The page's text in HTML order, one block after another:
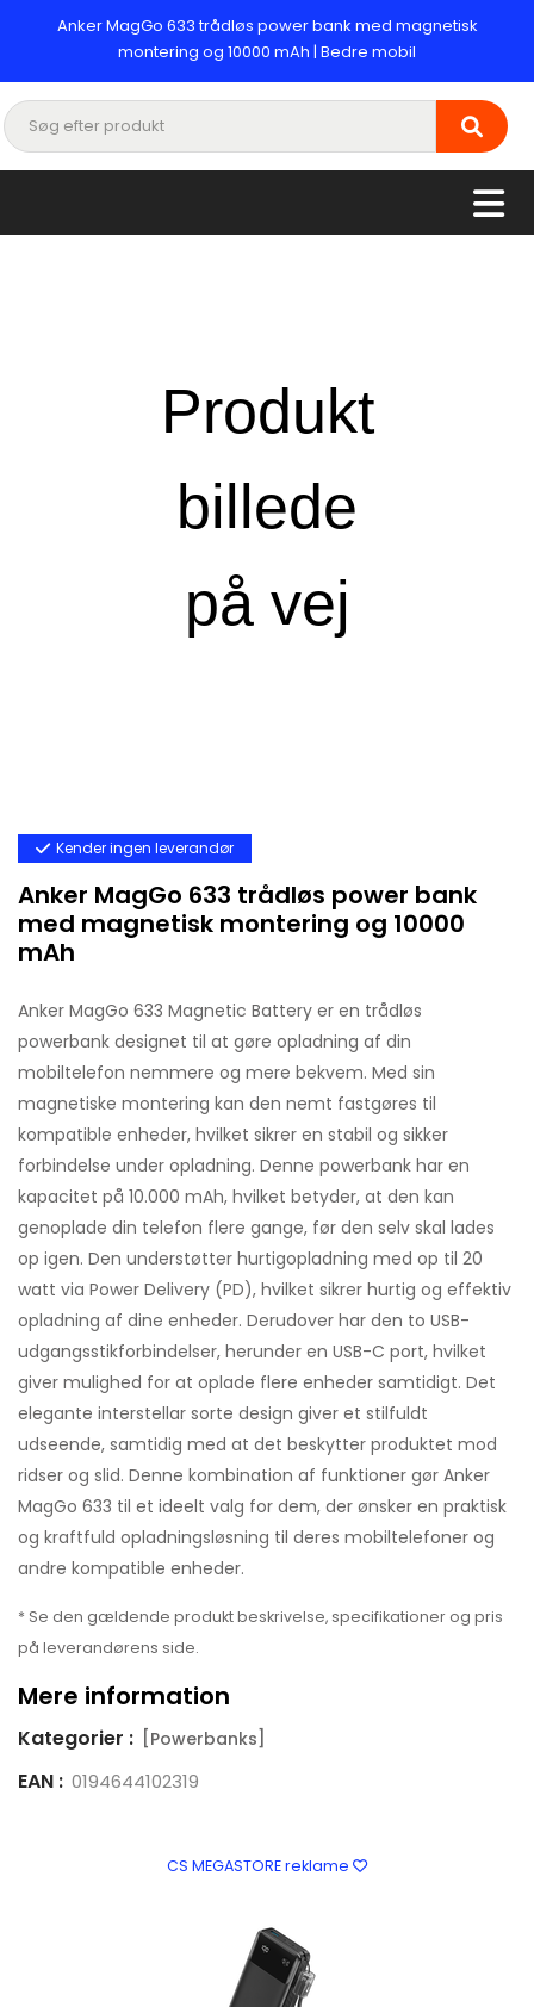
Anker MagGo 633 trådløs power bank med magnetisk
montering og 10000 mAh | Bedre mobil
Kender ingen leverandør
Anker MagGo 633 trådløs power bank
med magnetisk montering og 10000
mAh
Anker MagGo 633 Magnetic Battery er en trådløs
powerbank designet til at gøre opladning af din
mobiltelefon nemmere og mere bekvem. Med sin
magnetiske montering kan den nemt fastgøres til
kompatible enheder, hvilket sikrer en stabil og sikker
forbindelse under opladning. Denne powerbank har en
kapacitet på 10.000 mAh, hvilket betyder, at den kan
genoplade din telefon flere gange, før den selv skal lades
op igen. Den understøtter hurtigopladning med op til 20
watt via Power Delivery (PD), hvilket sikrer hurtig og effektiv
opladning af dine enheder. Derudover har den to USB-
udgangsstikforbindelser, herunder en USB-C port, hvilket
giver mulighed for at oplade flere enheder samtidigt. Det
elegante interstellar sorte design giver et stilfuldt
udseende, samtidig med at det beskytter produktet mod
ridser og slid. Denne kombination af funktioner gør Anker
MagGo 633 til et ideelt valg for dem, der ønsker en praktisk
og kraftfuld opladningsløsning til deres mobiltelefoner og
andre kompatible enheder.
* Se den gældende produkt beskrivelse, specifikationer og pris
på leverandørens side.
Mere information
Kategorier : [Powerbanks]
EAN : 0194644102319
CS MEGASTORE reklame